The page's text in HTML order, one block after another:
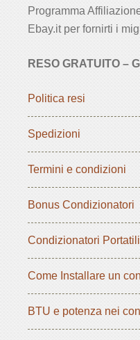
Programma
Ebay.it per fornirti i
RESO GRATUITO –
Politica resi
Spedizioni
Termini e condizioni
Bonus Condizionatori
Condizionatori
Come Installare un
BTU e potenza nei